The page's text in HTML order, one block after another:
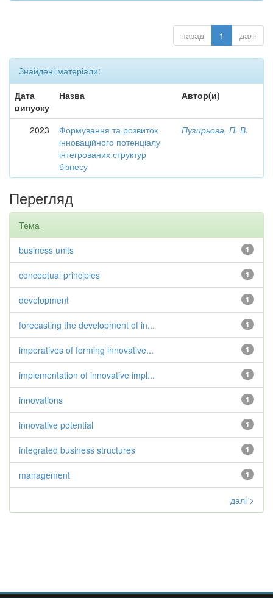
назад 1 далі
Знайдені матеріали:
Дата
випуску
Назва Автор(и)
2023
Формування та розвиток
інноваційного потенціалу
інтегрованих структур
бізнесу
Пузирьова, П. В.
Перегляд
Тема
1
business units
1
conceptual principles
1
development
1
forecasting the development of in...
1
imperatives of forming innovative...
1
implementation of innovative impl...
1
innovations
1
innovative potential
1
integrated business structures
1
management
далі >